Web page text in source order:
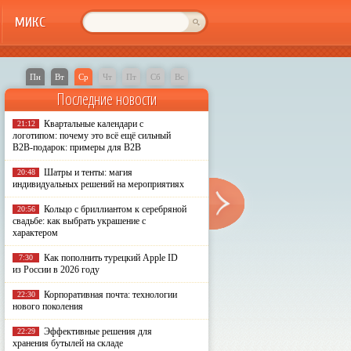
МИКС
Пн Вт Ср Чт Пт Сб Вс
Последние новости
21:12
Квартальные календари с
логотипом: почему это всё ещё сильный
B2B-подарок: примеры для B2B
20:48
Шатры и тенты: магия
индивидуальных решений на мероприятиях
20:56
Кольцо с бриллиантом к серебряной
свадьбе: как выбрать украшение с
характером
7:30
Как пополнить турецкий Apple ID
из России в 2026 году
22:30
Корпоративная почта: технологии
нового поколения
22:29
Эффективные решения для
хранения бутылей на складе